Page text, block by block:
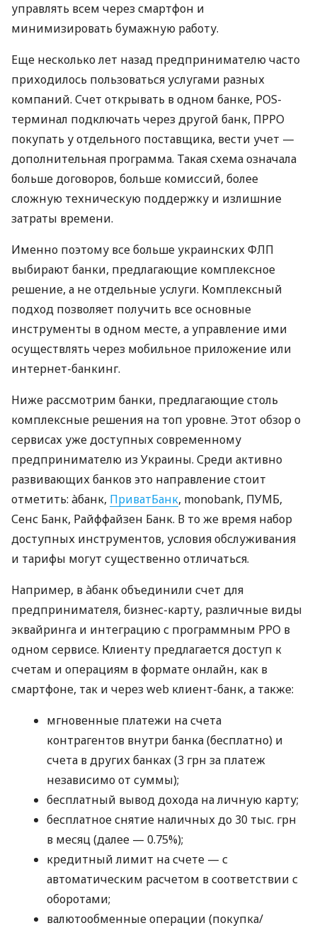
управлять всем через смартфон и
минимизировать бумажную работу.
Еще несколько лет назад предпринимателю часто
приходилось пользоваться услугами разных
компаний. Счет открывать в одном банке, POS-
терминал подключать через другой банк, ПРРО
покупать у отдельного поставщика, вести учет —
дополнительная программа. Такая схема означала
больше договоров, больше комиссий, более
сложную техническую поддержку и излишние
затраты времени.
Именно поэтому все больше украинских ФЛП
выбирают банки, предлагающие комплексное
решение, а не отдельные услуги. Комплексный
подход позволяет получить все основные
инструменты в одном месте, а управление ими
осуществлять через мобильное приложение или
интернет-банкинг.
Ниже рассмотрим банки, предлагающие столь
комплексные решения на топ уровне. Этот обзор о
сервисах уже доступных современному
предпринимателю из Украины. Среди активно
развивающих банков это направление стоит
отметить: àбанк, ПриватБанк, monobank, ПУМБ,
Сенс Банк, Райффайзен Банк. В то же время набор
доступных инструментов, условия обслуживания
и тарифы могут существенно отличаться.
Например, в àбанк объединили счет для
предпринимателя, бизнес-карту, различные виды
эквайринга и интеграцию с программным РРО в
одном сервисе. Клиенту предлагается доступ к
счетам и операциям в формате онлайн, как в
смартфоне, так и через web клиент-банк, а также:
мгновенные платежи на счета
контрагентов внутри банка (бесплатно) и
счета в других банках (3 грн за платеж
независимо от суммы);
бесплатный вывод дохода на личную карту;
бесплатное снятие наличных до 30 тыс. грн
в месяц (далее — 0.75%);
кредитный лимит на счете — с
автоматическим расчетом в соответствии с
оборотами;
валютообменные операции (покупка/